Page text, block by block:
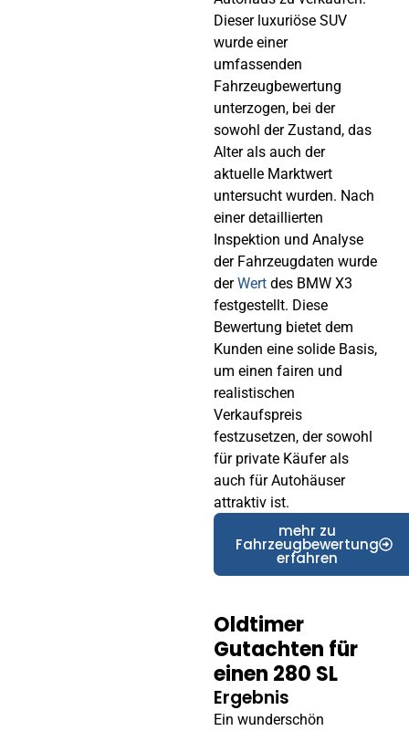
Dieser luxuriöse SUV
wurde einer
umfassenden
Fahrzeugbewertung
unterzogen, bei der
sowohl der Zustand, das
Alter als auch der
aktuelle Marktwert
untersucht wurden. Nach
einer detaillierten
Inspektion und Analyse
der Fahrzeugdaten wurde
derWertdes BMW X3
festgestellt. Diese
Bewertung bietet dem
Kunden eine solide Basis,
um einen fairen und
realistischen
Verkaufspreis
festzusetzen, der sowohl
für private Käufer als
auch für Autohäuser
attraktiv ist.
mehr zu
Fahrzeugbewertung
erfahren
Oldtimer
Gutachten für
einen 280 SL
Ergebnis
Ein wunderschön